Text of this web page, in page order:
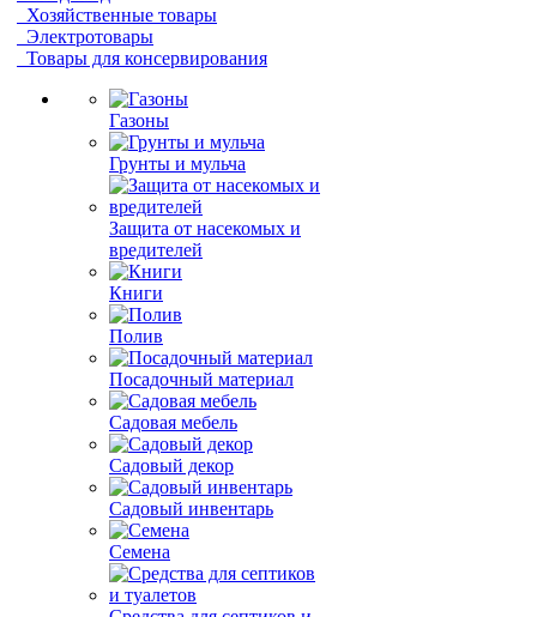
Хозяйственные товары
Электротовары
Товары для консервирования
Газоны
Грунты и мульча
Защита от насекомых и
вредителей
Книги
Полив
Посадочный материал
Садовая мебель
Садовый декор
Садовый инвентарь
Семена